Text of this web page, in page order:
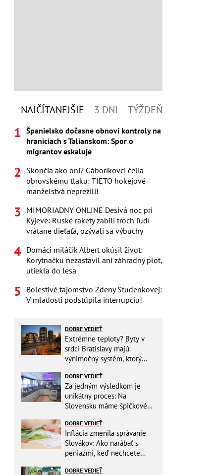
NAJČÍTANEJŠIE 3 DNI TÝŽDEŇ
Španielsko dočasne obnoví kontroly na
hraniciach s Talianskom: Spor o
migrantov eskaluje
Skončia ako oni? Gáboríkovci čelia
obrovskému tlaku: TIETO hokejové
manželstvá neprežili!
MIMORIADNY ONLINE Desivá noc pri
Kyjeve: Ruské rakety zabili troch ľudí
vrátane dieťaťa, ozývali sa výbuchy
Domáci miláčik Albert okúsil život:
Korytnačku nezastavil ani záhradný plot,
utiekla do lesa
Bolestivé tajomstvo Zdeny Studenkovej:
V mladosti podstúpila interrupciu!
DOBRE VEDIEŤ
Extrémne teploty? Byty v
srdci Bratislavy majú
výnimočný systém, ktorý
DOBRE VEDIEŤ
Za jedným výsledkom je
unikátny proces: Na
Slovensku máme špičkové
DOBRE VEDIEŤ
Inflácia zmenila správanie
Slovákov: Ako narábať s
peniazmi, keď nechcete
DOBRE VEDIEŤ